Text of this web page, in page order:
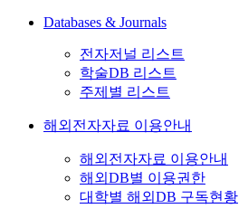
Databases & Journals
전자저널 리스트
학술DB 리스트
주제별 리스트
해외전자자료 이용안내
해외전자자료 이용안내
해외DB별 이용권한
대학별 해외DB 구독현황